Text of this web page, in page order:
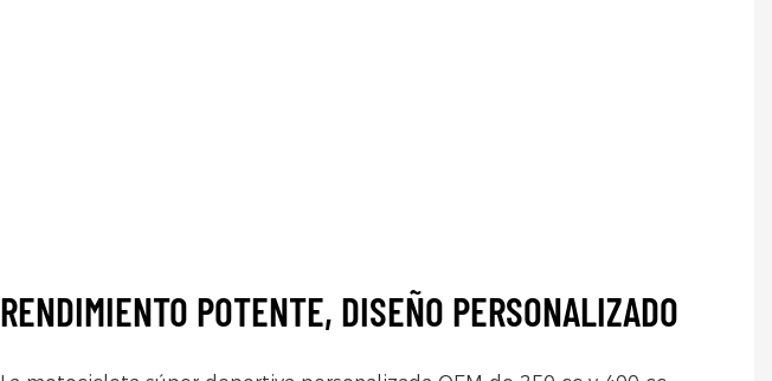
RENDIMIENTO POTENTE, DISEÑO PERSONALIZADO